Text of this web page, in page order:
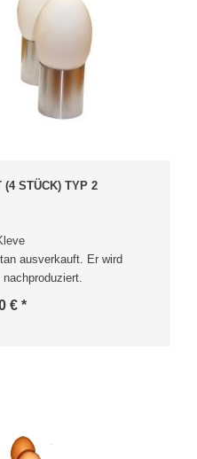
(4 STÜCK) TYP 2
ausverkauft. Er wird
€ *